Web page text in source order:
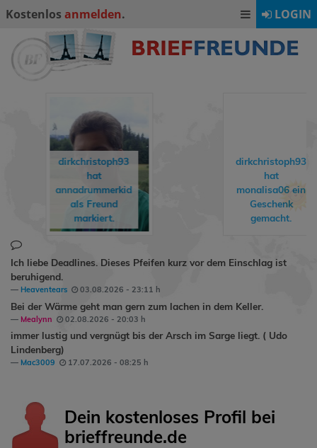
Kostenlos anmelden. LOGIN
dirkchristoph93
hat
annadrummerkid
als Freund
markiert.
dirkchristoph93
hat
monalisa06 ein
Geschenk
gemacht.
Ich liebe Deadlines. Dieses Pfeifen kurz vor dem Einschlag ist
beruhigend.
Heaventears 03.08.2026 - 23:11 h
Bei der Wärme geht man gern zum lachen in dem Keller.
Mealynn 02.08.2026 - 20:03 h
immer lustig und vergnügt bis der Arsch im Sarge liegt. ( Udo
Lindenberg)
Mac3009 17.07.2026 - 08:25 h
Dein kostenloses Profil bei
brieffreunde.de